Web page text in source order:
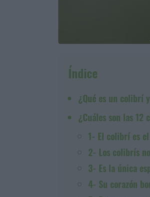
Índice
¿Qué es un colibrí
¿Cuáles son las
1- El colibrí es
2- Los colibrís
3- Es la única
4- Su corazón